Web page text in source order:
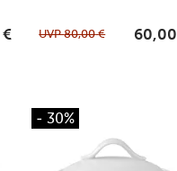
€ UVP80,00 € 60,00
- 30%